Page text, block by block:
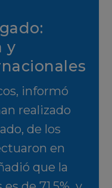
y
informó
realizado
de los
en
que la